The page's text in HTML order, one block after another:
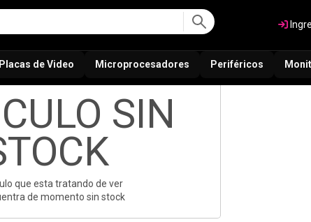
Placas de Video Microprocesadores Periféricos
SIN
que esta tratando de ver
de momento sin stock